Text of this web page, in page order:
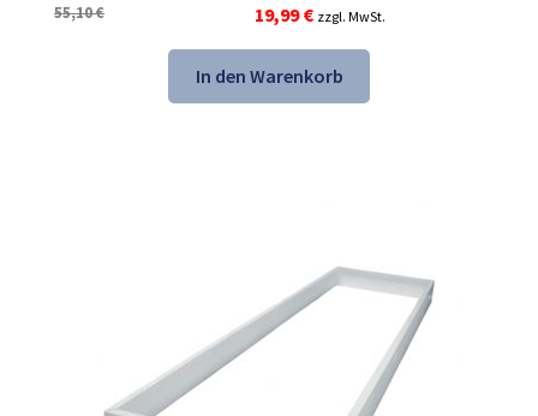
55,10€
Ursprünglicher
Preis
war:
55,10 €
19,99€Aktueller
Preis
ist:
19,99 €.
zzgl. MwSt.
In den Warenkorb